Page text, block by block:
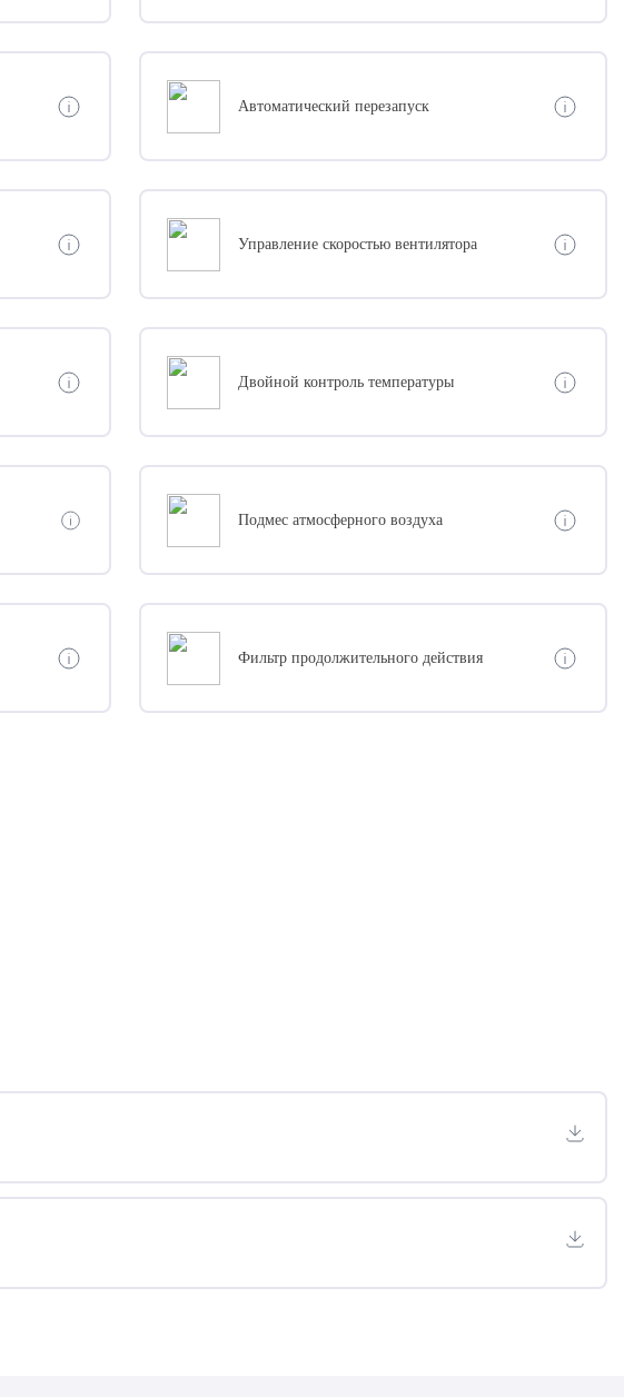
Автоматический перезапуск
Управление скоростью вентилятора
Двойной контроль температуры
Подмес атмосферного воздуха
Фильтр продолжительного действия